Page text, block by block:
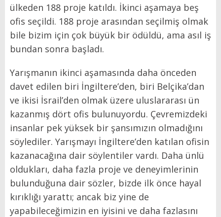
ülkeden 188 proje katıldı. İkinci aşamaya beş
ofis seçildi. 188 proje arasından seçilmiş olmak
bile bizim için çok büyük bir ödüldü, ama asıl iş
bundan sonra başladı.
Yarışmanın ikinci aşamasında daha önceden
davet edilen biri İngiltere’den, biri Belçika’dan
ve ikisi İsrail’den olmak üzere uluslararası ün
kazanmış dört ofis bulunuyordu. Çevremizdeki
insanlar pek yüksek bir şansımızın olmadığını
söylediler. Yarışmayı İngiltere’den katılan ofisin
kazanacağına dair söylentiler vardı. Daha ünlü
oldukları, daha fazla proje ve deneyimlerinin
bulunduğuna dair sözler, bizde ilk önce hayal
kırıklığı yarattı; ancak biz yine de
yapabileceğimizin en iyisini ve daha fazlasını